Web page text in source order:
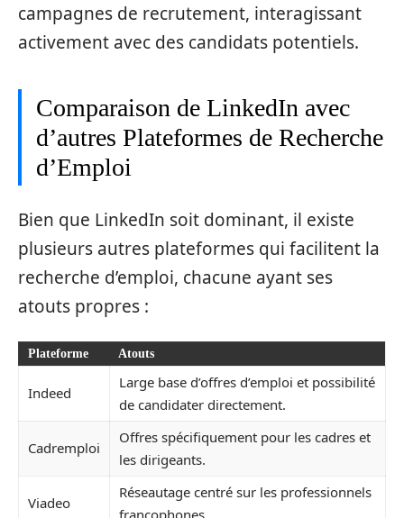
campagnes de recrutement, interagissant
activement avec des candidats potentiels.
Comparaison de LinkedIn avec
d’autres Plateformes de Recherche
d’Emploi
Bien que LinkedIn soit dominant, il existe
plusieurs autres plateformes qui facilitent la
recherche d’emploi, chacune ayant ses
atouts propres :
Plateforme Atouts
Indeed
Large base d’offres d’emploi et possibilité
de candidater directement.
Cadremploi
Offres spécifiquement pour les cadres et
les dirigeants.
Viadeo
Réseautage centré sur les professionnels
francophones.